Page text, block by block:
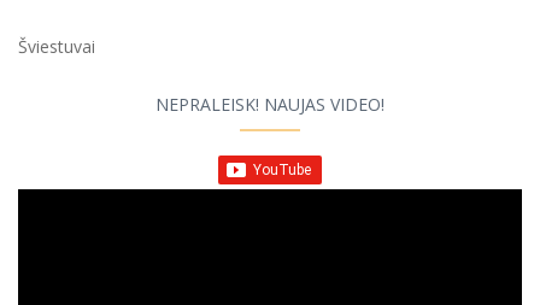
Šviestuvai
NEPRALEISK! NAUJAS VIDEO!